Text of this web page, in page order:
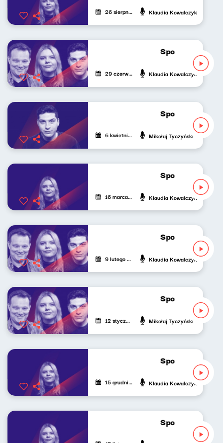
26 sierpnia 2025 Klaudia Kowalczyk
Sport do
29 czerwca 2025 Klaudia Kowalczyk
Sport do
6 kwietnia 2025 Mikołaj Tyczyński
Sport do
16 marca 2025 Klaudia Kowalczyk
Sport do
9 lutego 2025 Klaudia Kowalczyk
Sport do
12 stycznia 2025 Mikołaj Tyczyński
Sport do
15 grudnia 2024 Klaudia Kowalczyk
Sport do